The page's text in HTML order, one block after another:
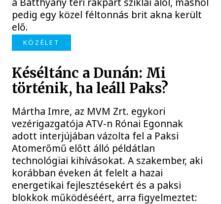
pedig egy közel féltonnás brit akna került
elő.
KÖZÉLET
Késéltánc a Dunán: Mi
történik, ha leáll Paks?
Mártha Imre, az MVM Zrt. egykori
vezérigazgatója ATV-n Rónai Egonnak
adott interjújában vázolta fel a Paksi
Atomerőmű előtt álló példátlan
technológiai kihívásokat. A szakember, aki
korábban éveken át felelt a hazai
energetikai fejlesztésekért és a paksi
blokkok működéséért, arra figyelmeztet: